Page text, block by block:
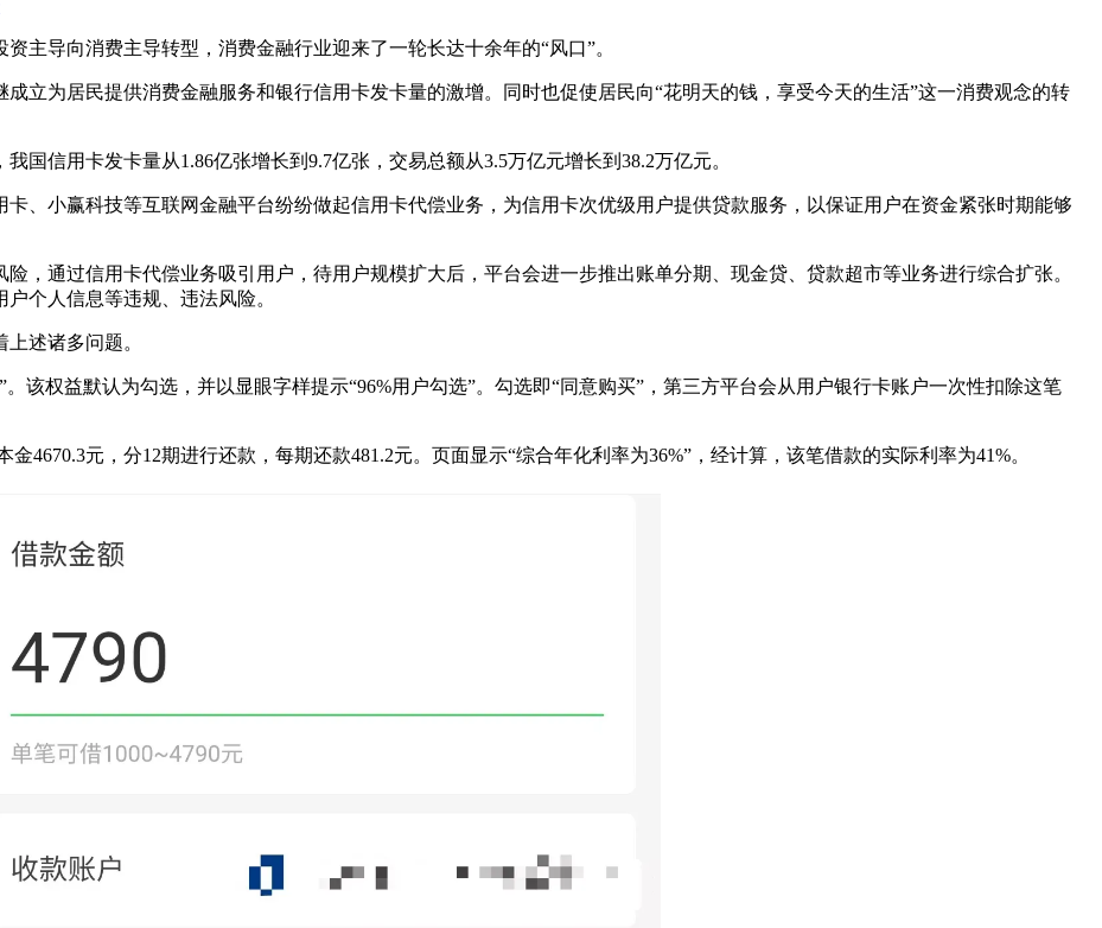
主导向消费主导转型，消费金融行业迎来了一轮长达十余年的“风口”。
立为居民提供消费金融服务和银行信用卡发卡量的激增。同时也促使居民向“花明天的钱，享受今天的生活”这一消费观念的转
国信用卡发卡量从1.86亿张增长到9.7亿张，交易总额从3.5万亿元增长到38.2万亿元。
、小赢科技等互联网金融平台纷纷做起信用卡代偿业务，为信用卡次优级用户提供贷款服务，以保证用户在资金紧张时期能够
，通过信用卡代偿业务吸引用户，待用户规模扩大后，平台会进一步推出账单分期、现金贷、贷款超市等业务进行综合扩张。
个人信息等违规、违法风险。
述诸多问题。
该权益默认为勾选，并以显眼字样提示“96%用户勾选”。勾选即“同意购买”，第三方平台会从用户银行卡账户一次性扣除这笔
4670.3元，分12期进行还款，每期还款481.2元。页面显示“综合年化利率为36%”，经计算，该笔借款的实际利率为41%。